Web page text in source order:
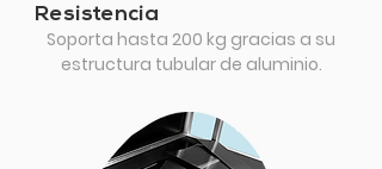
Resistencia
Soporta hasta 200 kg gracias a su
estructura tubular de aluminio.